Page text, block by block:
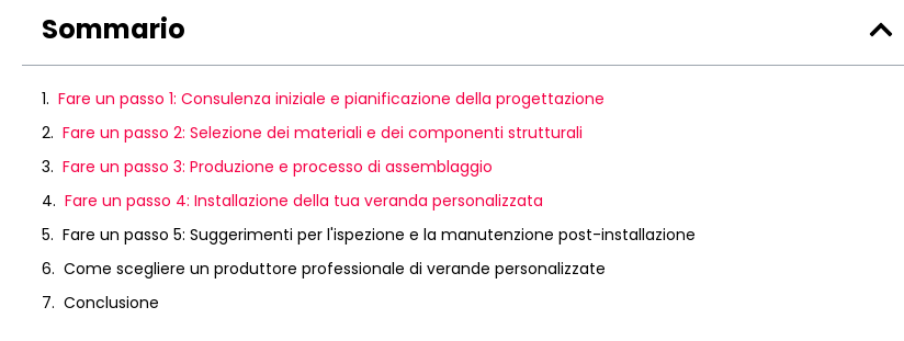
Sommario
Fare un passo 1: Consulenza iniziale e pianificazione della progettazione
Fare un passo 2: Selezione dei materiali e dei componenti strutturali
Fare un passo 3: Produzione e processo di assemblaggio
Fare un passo 4: Installazione della tua veranda personalizzata
Fare un passo 5: Suggerimenti per l'ispezione e la manutenzione post-installazione
Come scegliere un produttore professionale di verande personalizzate
Conclusione